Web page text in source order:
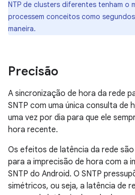
NTP de clusters diferentes tenham o
processem conceitos como
maneira.
Precisão
A sincronização de hora da rede
SNTP com uma única consulta de
uma vez por dia para que ele
hora recente.
Os efeitos de latência da rede
para a imprecisão de hora com a
SNTP do Android. O SNTP
simétricos, ou seja, a latência de